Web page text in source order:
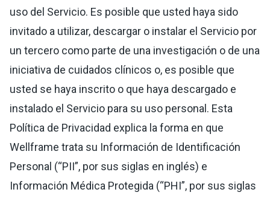
uso del Servicio. Es posible que usted haya sido
invitado a utilizar, descargar o instalar el Servicio por
un tercero como parte de una investigación o de una
iniciativa de cuidados clínicos o, es posible que
usted se haya inscrito o que haya descargado e
instalado el Servicio para su uso personal. Esta
Política de Privacidad explica la forma en que
Wellframe trata su Información de Identificación
Personal (“PII”, por sus siglas en inglés) e
Información Médica Protegida (“PHI”, por sus siglas